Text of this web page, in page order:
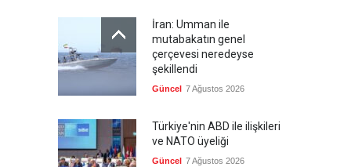
İran: Umman ile
mutabakatın genel
çerçevesi neredeyse
şekillendi
Güncel 7 Ağustos 2026
Türkiye'nin ABD ile ilişkileri
ve NATO üyeliği
Güncel 7 Ağustos 2026